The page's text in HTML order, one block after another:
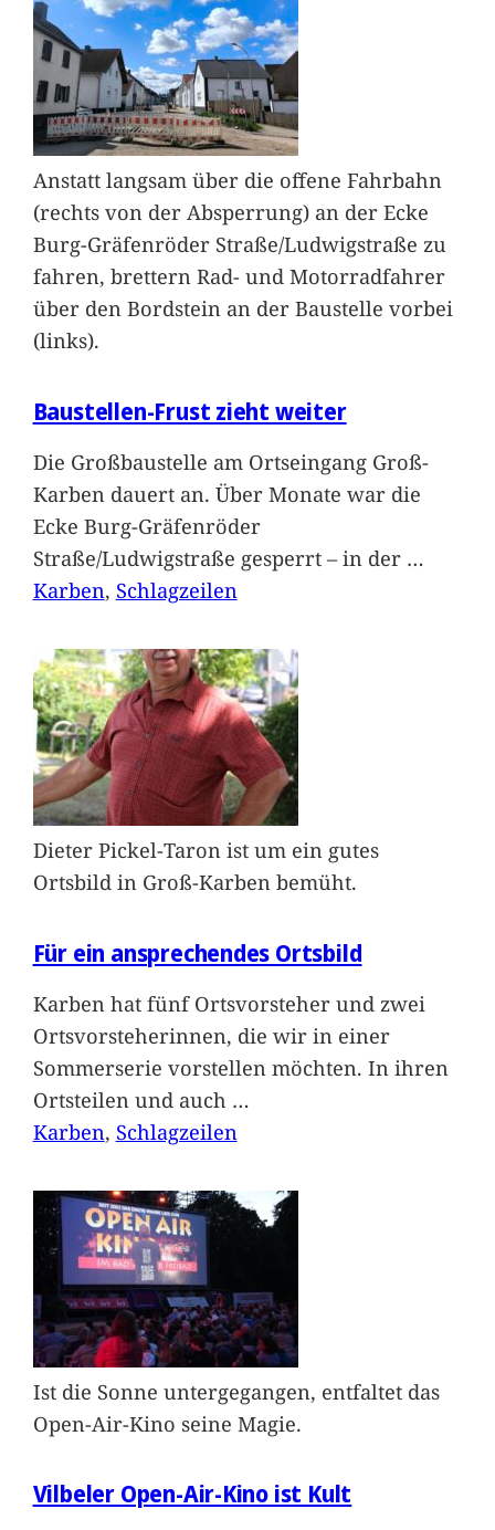
Anstatt langsam über die offene Fahrbahn
(rechts von der Absperrung) an der Ecke
Burg-Gräfenröder Straße/Ludwigstraße zu
fahren, brettern Rad- und Motorradfahrer
über den Bordstein an der Baustelle vorbei
(links).
Baustellen-Frust zieht weiter
Die Großbaustelle am Ortseingang Groß-
Karben dauert an. Über Monate war die
Ecke Burg-Gräfenröder
Straße/Ludwigstraße gesperrt – in der …
Karben, Schlagzeilen
Dieter Pickel-Taron ist um ein gutes
Ortsbild in Groß-Karben bemüht.
Für ein ansprechendes Ortsbild
Karben hat fünf Ortsvorsteher und zwei
Ortsvorsteherinnen, die wir in einer
Sommerserie vorstellen möchten. In ihren
Ortsteilen und auch …
Karben, Schlagzeilen
Ist die Sonne untergegangen, entfaltet das
Open-Air-Kino seine Magie.
Vilbeler Open-Air-Kino ist Kult